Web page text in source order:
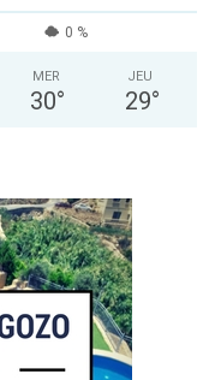
0 %
MER
30°
JEU
29°